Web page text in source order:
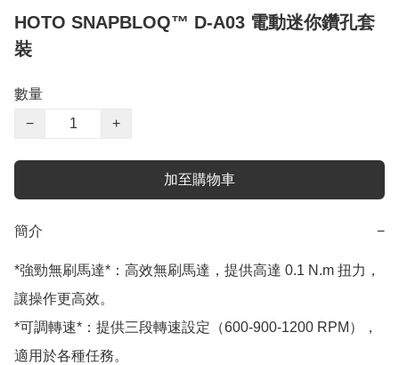
HOTO SNAPBLOQ™ D-A03 電動迷你鑽孔套
裝
數量
−
+
加至購物車
簡介 −
*強勁無刷馬達*：高效無刷馬達，提供高達 0.1 N.m 扭力，
讓操作更高效。
*可調轉速*：提供三段轉速設定（600-900-1200 RPM），
適用於各種任務。